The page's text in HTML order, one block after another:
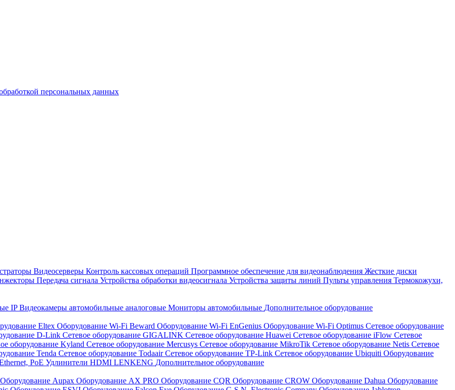
персональных данных
Видеосерверы Контроль кассовых операций Программное обеспечение для видеонаблюдения Жесткие диски
Передача сигнала Устройства обработки видеосигнала Устройства защиты линий Пульты управления Термокожухи,
IPВидеокамеры автомобильные аналоговые Мониторы автомобильные Дополнительное оборудование
Eltex Оборудование Wi-Fi Beward Оборудование Wi-Fi EnGenius Оборудование Wi-Fi Optimus Сетевое оборудование
D-Link Сетевое оборудование GIGALINK Сетевое оборудование Huawei Сетевое оборудование iFlow Сетевое
оборудование Kyland Сетевое оборудование Mercusys Сетевое оборудование MikroTik Сетевое оборудование Netis Сетевое
Tenda Сетевое оборудование TodaairСетевое оборудование TP-Link Сетевое оборудование Ubiquiti Оборудование
PoE Удлинители HDMI LENKENG Дополнительное оборудование
Оборудование Aupax Оборудование AX PRO Оборудование CQR Оборудование CROW Оборудование Dahua Оборудование